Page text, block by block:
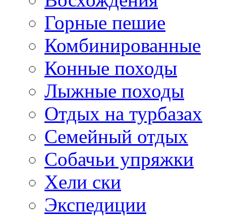
Горные пешие
Комбинированные
Конные походы
Лыжные походы
Отдых на турбазах
Семейный отдых
Собачьи упряжки
Хели ски
Экспедиции